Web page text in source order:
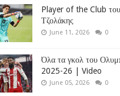
Player of the Club
Τζολάκης
June 11, 2026 0
Όλα τα γκολ του
2025-26 | Video
June 05, 2026 0